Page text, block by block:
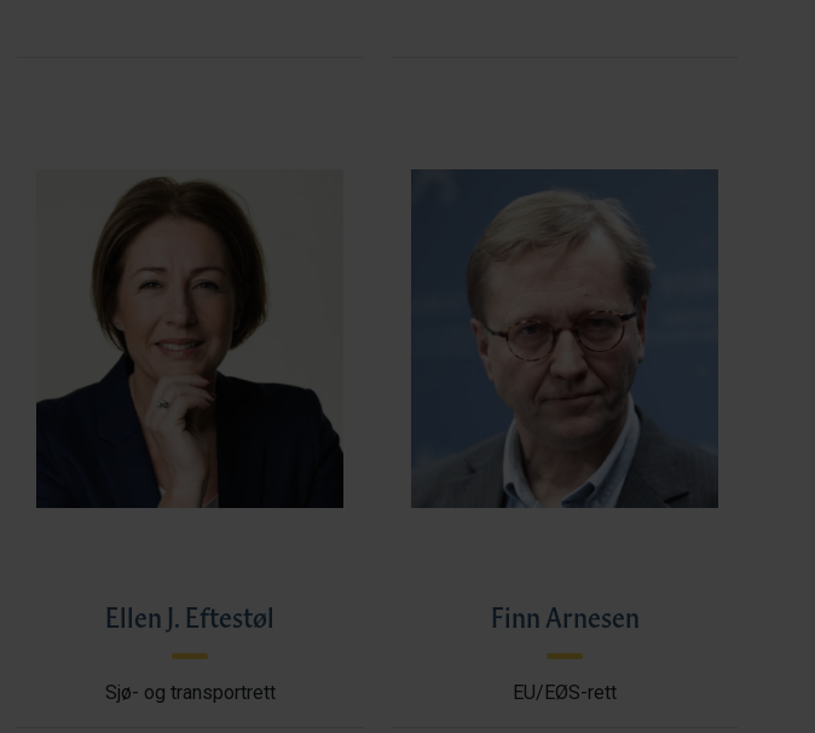
Ellen J. Eftestøl
Sjø- og transportrett
Finn Arnesen
EU/EØS-rett